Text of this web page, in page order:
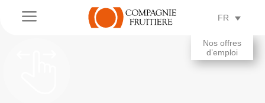
a FR
Nos offres
d’emploi